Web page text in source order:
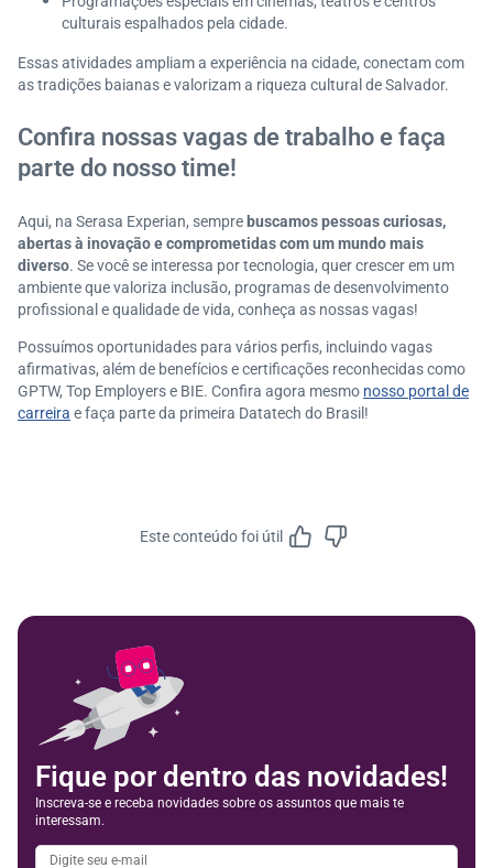
culturais espalhados pela cidade.
Essas atividades ampliam a experiência na cidade, conectam com
as tradições baianas e valorizam a riqueza cultural de Salvador.
Confira nossas vagas de trabalho e faça
parte do nosso time!
Aqui, na Serasa Experian, sempre buscamos pessoas curiosas,
abertas à inovação e comprometidas com um mundo mais
diverso. Se você se interessa por tecnologia, quer crescer em um
ambiente que valoriza inclusão, programas de desenvolvimento
profissional e qualidade de vida, conheça as nossas vagas!
Possuímos oportunidades para vários perfis, incluindo vagas
afirmativas, além de benefícios e certificações reconhecidas como
GPTW, Top Employers e BIE. Confira agora mesmo nosso portal de
carreira e faça parte da primeira Datatech do Brasil!
Este conteúdo foi útil
Fique por dentro das novidades!
Inscreva-se e receba novidades sobre os assuntos que mais te
interessam.